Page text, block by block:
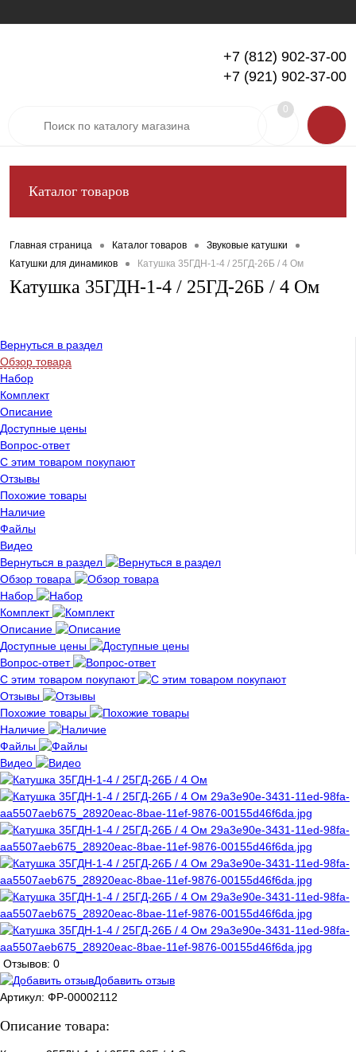
Вход Регистрация
+7 (812) 902-37-00
+7 (921) 902-37-00
0
Каталог товаров
Главная страница Каталог товаров
Звуковые катушки
Катушки для динамиков
Катушка 35ГДН-1-4 / 25ГД-26Б / 4 Ом
Катушка 35ГДН-1-4 / 25ГД-26Б / 4 Ом
Вернуться в раздел
Обзор товара
Набор
Комплект
Описание
Доступные цены
Вопрос-ответ
С этим товаром покупают
Отзывы
Похожие товары
Наличие
Файлы
Видео
Вернуться в раздел
Обзор товара
Набор
Комплект
Описание
Доступные цены
Вопрос-ответ
С этим товаром покупают
Отзывы
Похожие товары
Наличие
Файлы
Видео
Отзывов: 0
Добавить отзыв
Артикул: ФР-00002112
Описание товара: